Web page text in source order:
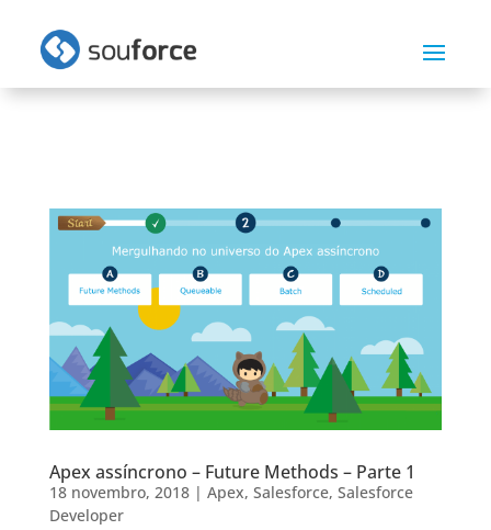
Apex assíncrono – Future Methods – Parte 1
18 novembro, 2018| Apex, Salesforce, Salesforce
Developer